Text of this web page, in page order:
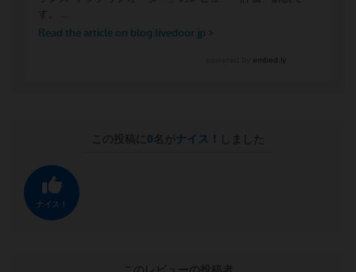
この投稿に 0名がナイス！ しました
ナイス！